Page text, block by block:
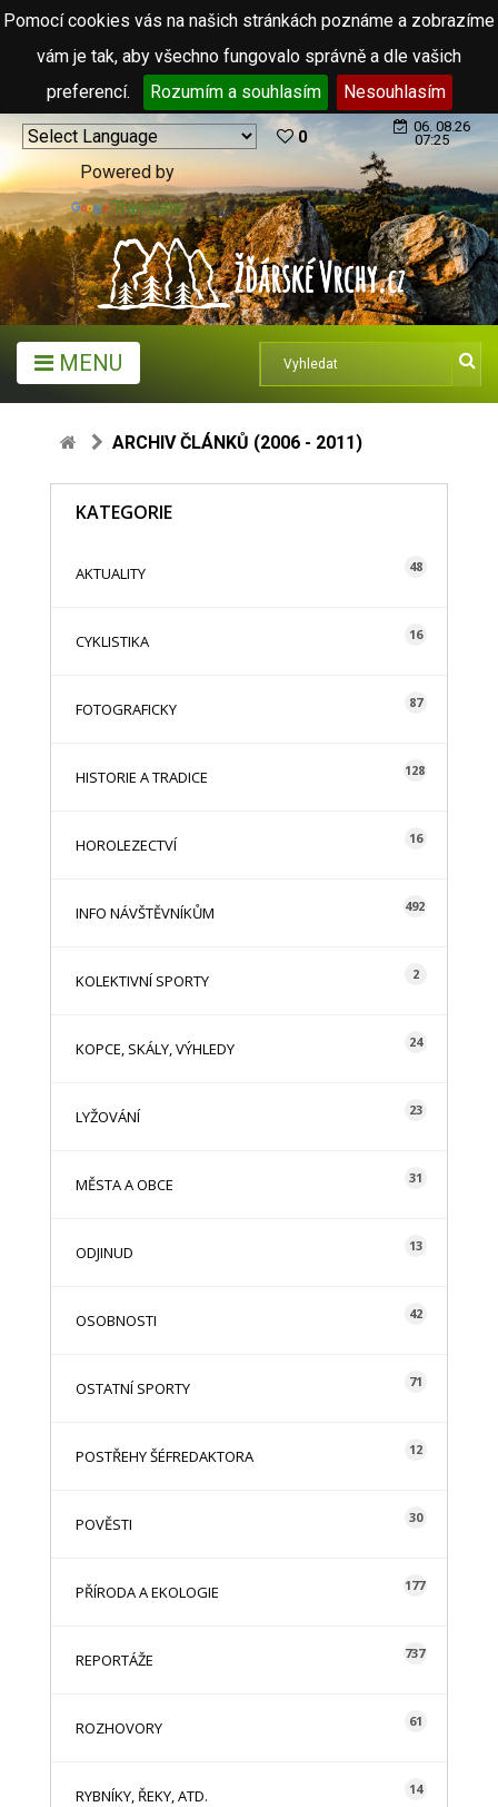
Pomocí cookies vás na našich stránkách poznáme a zobrazíme
vám je tak, aby všechno fungovalo správně a dle vašich
preferencí.
Rozumím a souhlasím Nesouhlasím
Powered by
Translate
0
06. 08.26
07:25
MENU
ARCHIV ČLÁNKŮ (2006 - 2011)
KATEGORIE
AKTUALITY 48
CYKLISTIKA 16
FOTOGRAFICKY 87
HISTORIE A TRADICE 128
HOROLEZECTVÍ 16
INFO NÁVŠTĚVNÍKŮM 492
KOLEKTIVNÍ SPORTY 2
KOPCE, SKÁLY, VÝHLEDY 24
LYŽOVÁNÍ 23
MĚSTA A OBCE 31
ODJINUD 13
OSOBNOSTI 42
OSTATNÍ SPORTY 71
POSTŘEHY ŠÉFREDAKTORA 12
POVĚSTI 30
PŘÍRODA A EKOLOGIE 177
REPORTÁŽE 737
ROZHOVORY 61
RYBNÍKY, ŘEKY, ATD. 14